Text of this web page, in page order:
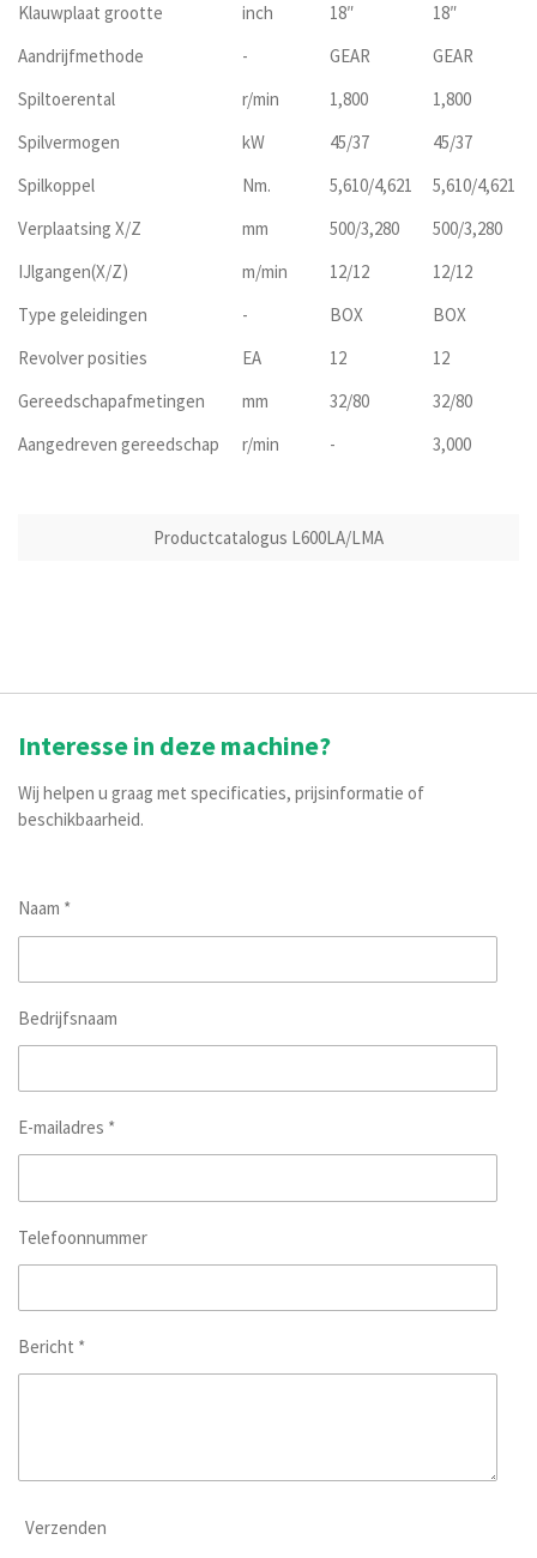
Klauwplaat grootte
inch 18″
18″
Aandrijfmethode
- GEAR
GEAR
Spiltoerental
r/min 1,800
1,800
Spilvermogen
kW 45/37
45/37
Spilkoppel
Nm. 5,610/4,621
5,610/4,621
Verplaatsing X/Z
mm 500/3,280
500/3,280
IJlgangen(X/Z)
m/min 12/12
12/12
Type geleidingen
- BOX
BOX
Revolver posities
EA 12
12
Gereedschapafmetingen
mm 32/80
32/80
Aangedreven gereedschap
r/min - 3,000
Productcatalogus L600LA/LMA
Interesse in deze machine?
Wij helpen u graag met specificaties, prijsinformatie of
beschikbaarheid.
Naam *
Bedrijfsnaam
E-mailadres *
Telefoonnummer
Bericht *
Verzenden